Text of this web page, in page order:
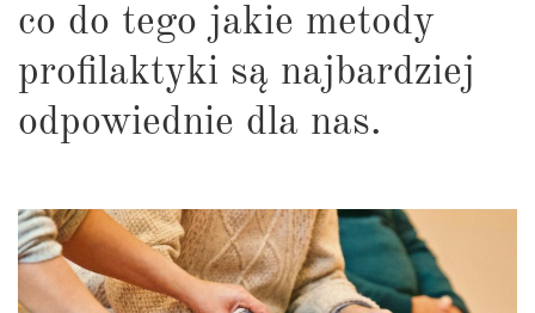
co do tego jakie metody
profilaktyki są najbardziej
odpowiednie dla nas.